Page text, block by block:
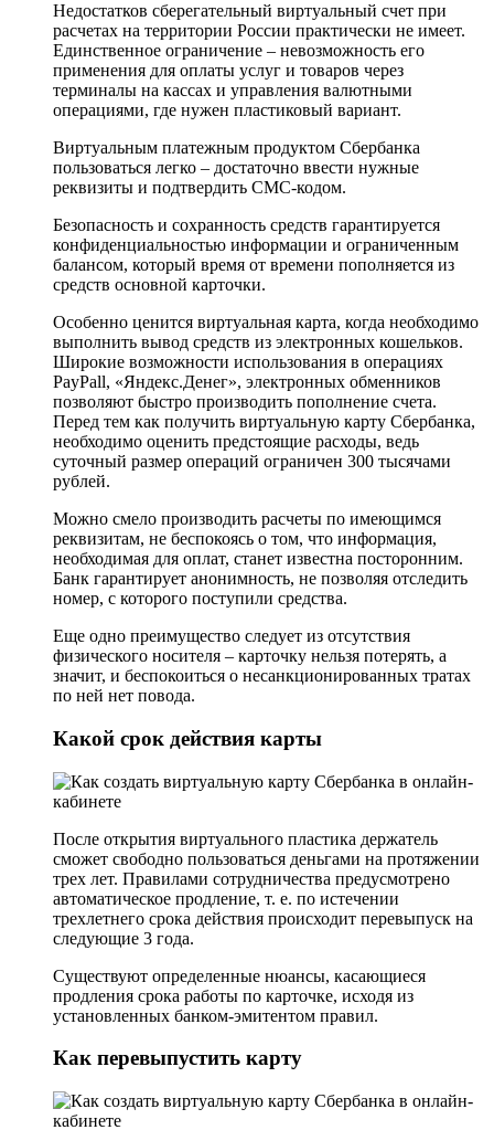
Недостатков сберегательный виртуальный счет при
расчетах на территории России практически не имеет.
Единственное ограничение – невозможность его
применения для оплаты услуг и товаров через
терминалы на кассах и управления валютными
операциями, где нужен пластиковый вариант.
Виртуальным платежным продуктом Сбербанка
пользоваться легко – достаточно ввести нужные
реквизиты и подтвердить СМС-кодом.
Безопасность и сохранность средств гарантируется
конфиденциальностью информации и ограниченным
балансом, который время от времени пополняется из
средств основной карточки.
Особенно ценится виртуальная карта, когда необходимо
выполнить вывод средств из электронных кошельков.
Широкие возможности использования в операциях
PayPall, «Яндекс.Денег», электронных обменников
позволяют быстро производить пополнение счета.
Перед тем как получить виртуальную карту Сбербанка,
необходимо оценить предстоящие расходы, ведь
суточный размер операций ограничен 300 тысячами
рублей.
Можно смело производить расчеты по имеющимся
реквизитам, не беспокоясь о том, что информация,
необходимая для оплат, станет известна посторонним.
Банк гарантирует анонимность, не позволяя отследить
номер, с которого поступили средства.
Еще одно преимущество следует из отсутствия
физического носителя – карточку нельзя потерять, а
значит, и беспокоиться о несанкционированных тратах
по ней нет повода.
Какой срок действия карты
После открытия виртуального пластика держатель
сможет свободно пользоваться деньгами на протяжении
трех лет. Правилами сотрудничества предусмотрено
автоматическое продление, т. е. по истечении
трехлетнего срока действия происходит перевыпуск на
следующие 3 года.
Существуют определенные нюансы, касающиеся
продления срока работы по карточке, исходя из
установленных банком-эмитентом правил.
Как перевыпустить карту